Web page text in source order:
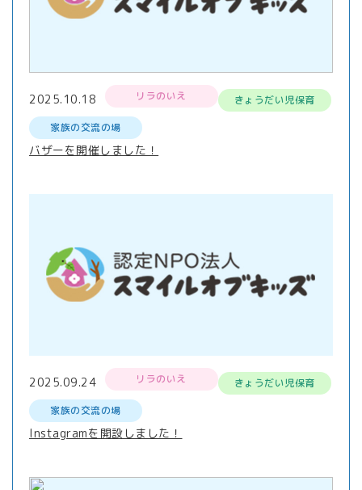
2025.10.18 リラのいえ
きょうだい児保育
家族の交流の場
バザーを開催しました！
2025.09.24 リラのいえ
きょうだい児保育
家族の交流の場
Instagramを開設しました！